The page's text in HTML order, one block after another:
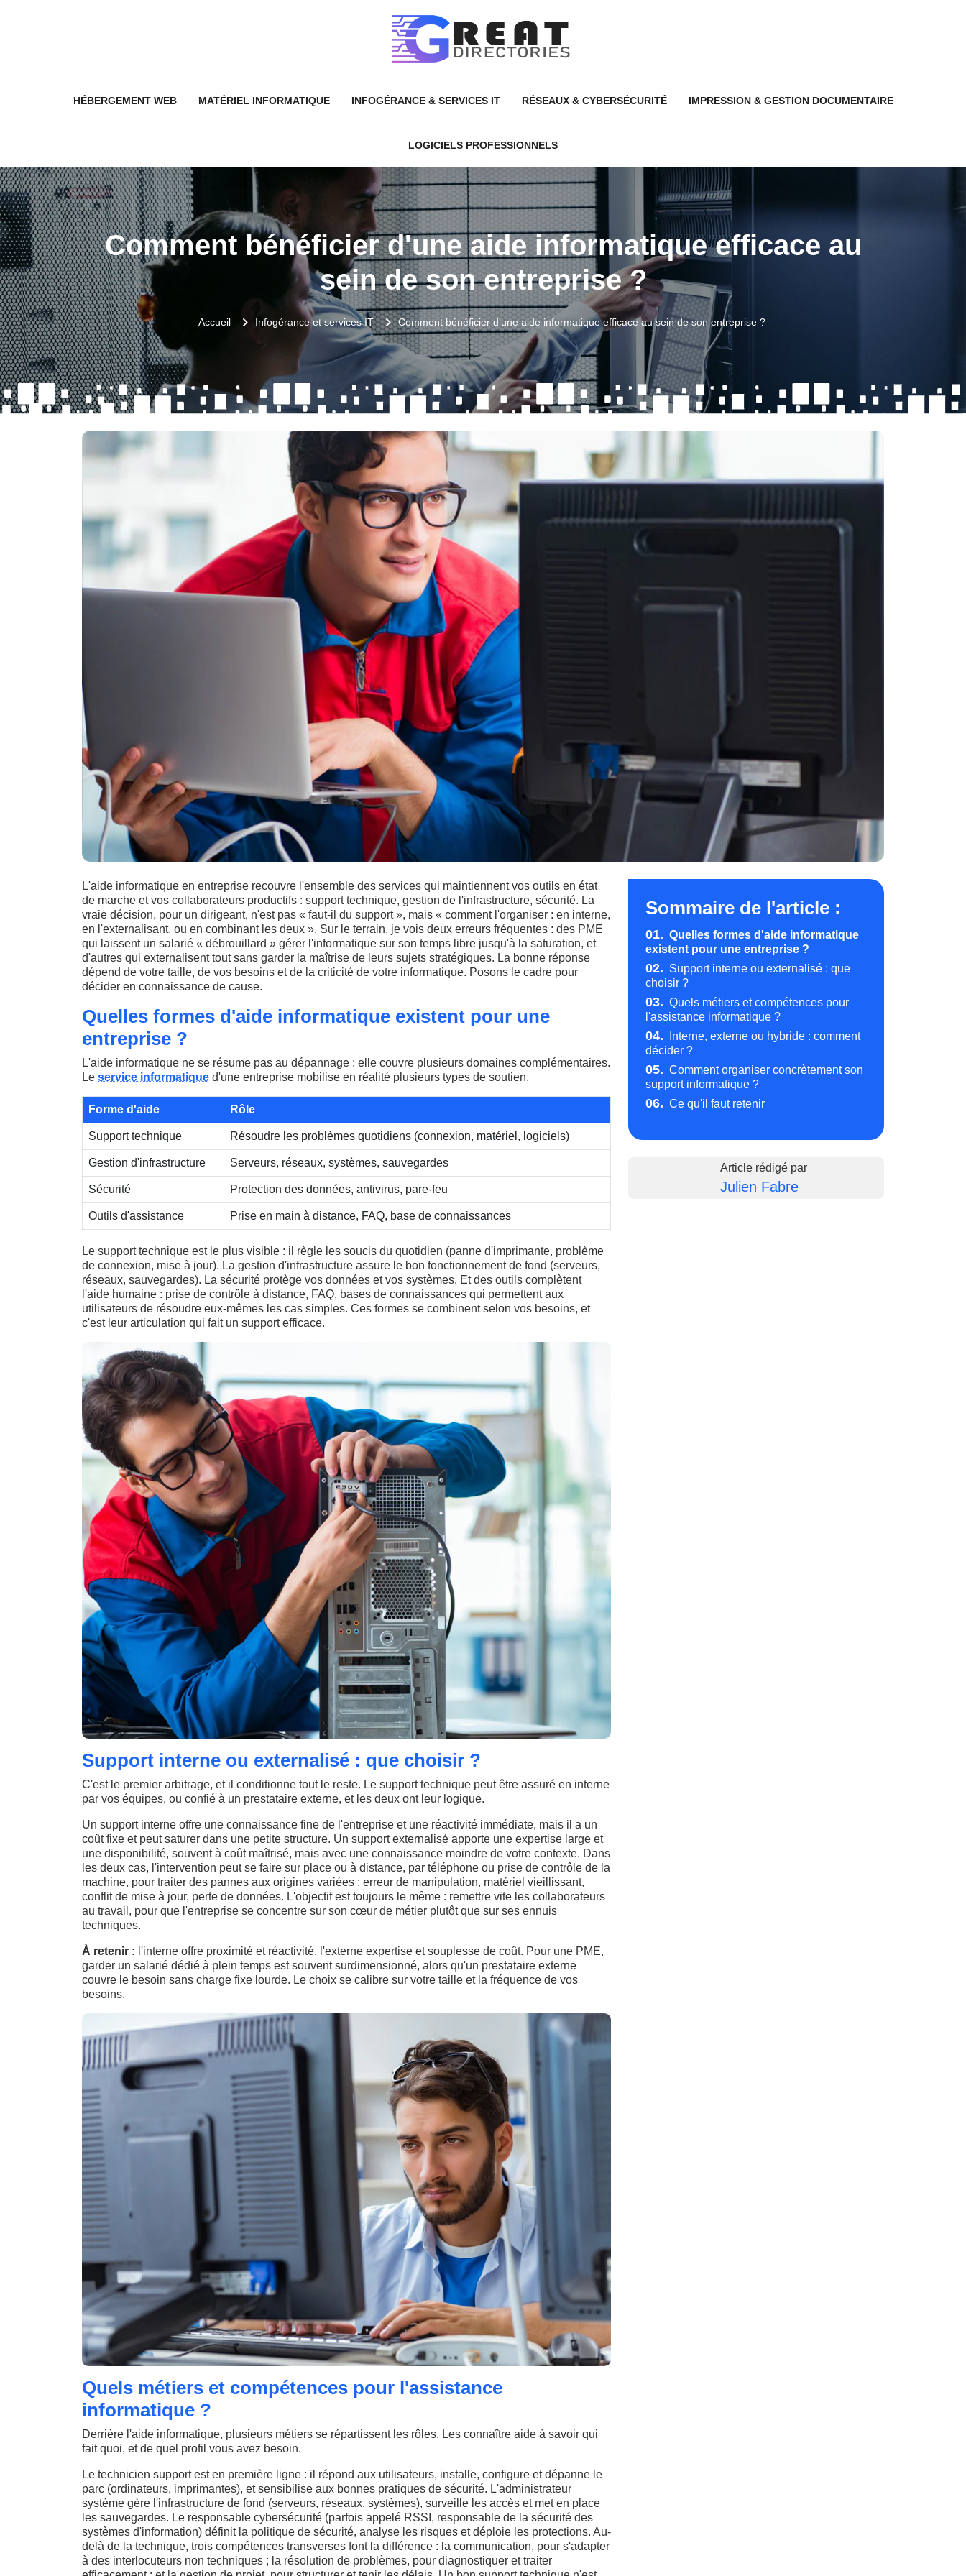
HÉBERGEMENT WEB MATÉRIEL INFORMATIQUE INFOGÉRANCE & SERVICES IT RÉSEAUX & CYBERSÉCURITÉ IMPRESSION & GESTION DOCUMENTAIRE
LOGICIELS PROFESSIONNELS
Comment bénéficier d'une aide informatique efficace au
sein de son entreprise ?
Accueil Infogérance et services IT Comment bénéficier d'une aide informatique efficace au sein de son entreprise ?
L'aide informatique en entreprise recouvre l'ensemble des services qui maintiennent vos outils en état
de marche et vos collaborateurs productifs : support technique, gestion de l'infrastructure, sécurité. La
vraie décision, pour un dirigeant, n'est pas « faut-il du support », mais « comment l'organiser : en interne,
en l'externalisant, ou en combinant les deux ». Sur le terrain, je vois deux erreurs fréquentes : des PME
qui laissent un salarié « débrouillard » gérer l'informatique sur son temps libre jusqu'à la saturation, et
d'autres qui externalisent tout sans garder la maîtrise de leurs sujets stratégiques. La bonne réponse
dépend de votre taille, de vos besoins et de la criticité de votre informatique. Posons le cadre pour
décider en connaissance de cause.
Quelles formes d'aide informatique existent pour une
entreprise ?
L'aide informatique ne se résume pas au dépannage : elle couvre plusieurs domaines complémentaires.
Le service informatique d'une entreprise mobilise en réalité plusieurs types de soutien.
Forme d'aide Rôle
Support technique Résoudre les problèmes quotidiens (connexion, matériel, logiciels)
Gestion d'infrastructure Serveurs, réseaux, systèmes, sauvegardes
Sécurité Protection des données, antivirus, pare-feu
Outils d'assistance Prise en main à distance, FAQ, base de connaissances
Le support technique est le plus visible : il règle les soucis du quotidien (panne d'imprimante, problème
de connexion, mise à jour). La gestion d'infrastructure assure le bon fonctionnement de fond (serveurs,
réseaux, sauvegardes). La sécurité protège vos données et vos systèmes. Et des outils complètent
l'aide humaine : prise de contrôle à distance, FAQ, bases de connaissances qui permettent aux
utilisateurs de résoudre eux-mêmes les cas simples. Ces formes se combinent selon vos besoins, et
c'est leur articulation qui fait un support efficace.
Support interne ou externalisé : que choisir ?
C'est le premier arbitrage, et il conditionne tout le reste. Le support technique peut être assuré en interne
par vos équipes, ou confié à un prestataire externe, et les deux ont leur logique.
Un support interne offre une connaissance fine de l'entreprise et une réactivité immédiate, mais il a un
coût fixe et peut saturer dans une petite structure. Un support externalisé apporte une expertise large et
une disponibilité, souvent à coût maîtrisé, mais avec une connaissance moindre de votre contexte. Dans
les deux cas, l'intervention peut se faire sur place ou à distance, par téléphone ou prise de contrôle de la
machine, pour traiter des pannes aux origines variées : erreur de manipulation, matériel vieillissant,
conflit de mise à jour, perte de données. L'objectif est toujours le même : remettre vite les collaborateurs
au travail, pour que l'entreprise se concentre sur son cœur de métier plutôt que sur ses ennuis
techniques.
À retenir : l'interne offre proximité et réactivité, l'externe expertise et souplesse de coût. Pour une PME,
garder un salarié dédié à plein temps est souvent surdimensionné, alors qu'un prestataire externe
couvre le besoin sans charge fixe lourde. Le choix se calibre sur votre taille et la fréquence de vos
besoins.
Quels métiers et compétences pour l'assistance
informatique ?
Derrière l'aide informatique, plusieurs métiers se répartissent les rôles. Les connaître aide à savoir qui
fait quoi, et de quel profil vous avez besoin.
Le technicien support est en première ligne : il répond aux utilisateurs, installe, configure et dépanne le
parc (ordinateurs, imprimantes), et sensibilise aux bonnes pratiques de sécurité. L'administrateur
système gère l'infrastructure de fond (serveurs, réseaux, systèmes), surveille les accès et met en place
les sauvegardes. Le responsable cybersécurité (parfois appelé RSSI, responsable de la sécurité des
systèmes d'information) définit la politique de sécurité, analyse les risques et déploie les protections. Au-
delà de la technique, trois compétences transverses font la différence : la communication, pour s'adapter
à des interlocuteurs non techniques ; la résolution de problèmes, pour diagnostiquer et traiter
Sommaire de l'article :
01. Quelles formes d'aide informatique
existent pour une entreprise ?
02. Support interne ou externalisé : que
choisir ?
03. Quels métiers et compétences pour
l'assistance informatique ?
04.
Interne, externe ou hybride : comment
décider ?
05. Comment organiser concrètement son
support informatique ?
06. Ce qu'il faut retenir
Article rédigé par
Julien Fabre